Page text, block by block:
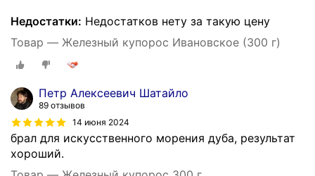
Недостатки: Недостатков нету за такую цену
Товар — Железный купорос Ивановское (300 г)
Петр Алексеевич Шатайло
89 отзывов
14 июня 2024
брал для искусственного морения дуба, результат
хороший.